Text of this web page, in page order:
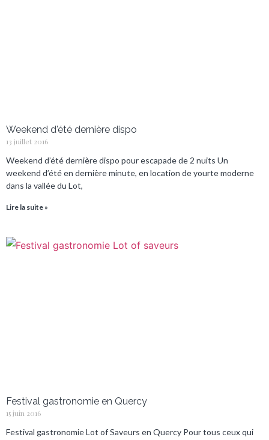
Weekend d'été dernière dispo
13 juillet 2016
Weekend d’été dernière dispo pour escapade de 2 nuits Un
weekend d’été en dernière minute, en location de yourte moderne
dans la vallée du Lot,
Lire la suite »
Festival gastronomie en Quercy
15 juin 2016
Festival gastronomie Lot of Saveurs en Quercy Pour tous ceux qui